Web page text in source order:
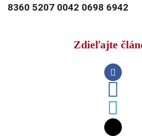
8360 5207 0042 0698 6942
Zdieľajte